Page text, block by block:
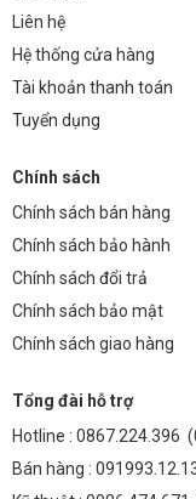
6. Lợi Ích
Tiết kiệm điện
mô nhỏ cần vận
Giảm chi phí bảo
Đảm bảo an toàn
xạ tia UV hay tia
Khởi động tức thì,
đến thị lực.
Giá thành hợp lý
chuyên nghiệp.
7. Tại Sao Nên
Prolux?
Chuyên về chiếu
Liên hệ
Hệ thống cửa hàng
Tài khoản thanh toán
Tuyển dụng
Chính sách
Chính sách bán hàng
Chính sách bảo hành
Chính sách đổi trả
Chính sách bảo mật
Chính sách giao hàng
Tổng đài hỗ trợ
Hotline : 0867.224.396
Bán hàng :